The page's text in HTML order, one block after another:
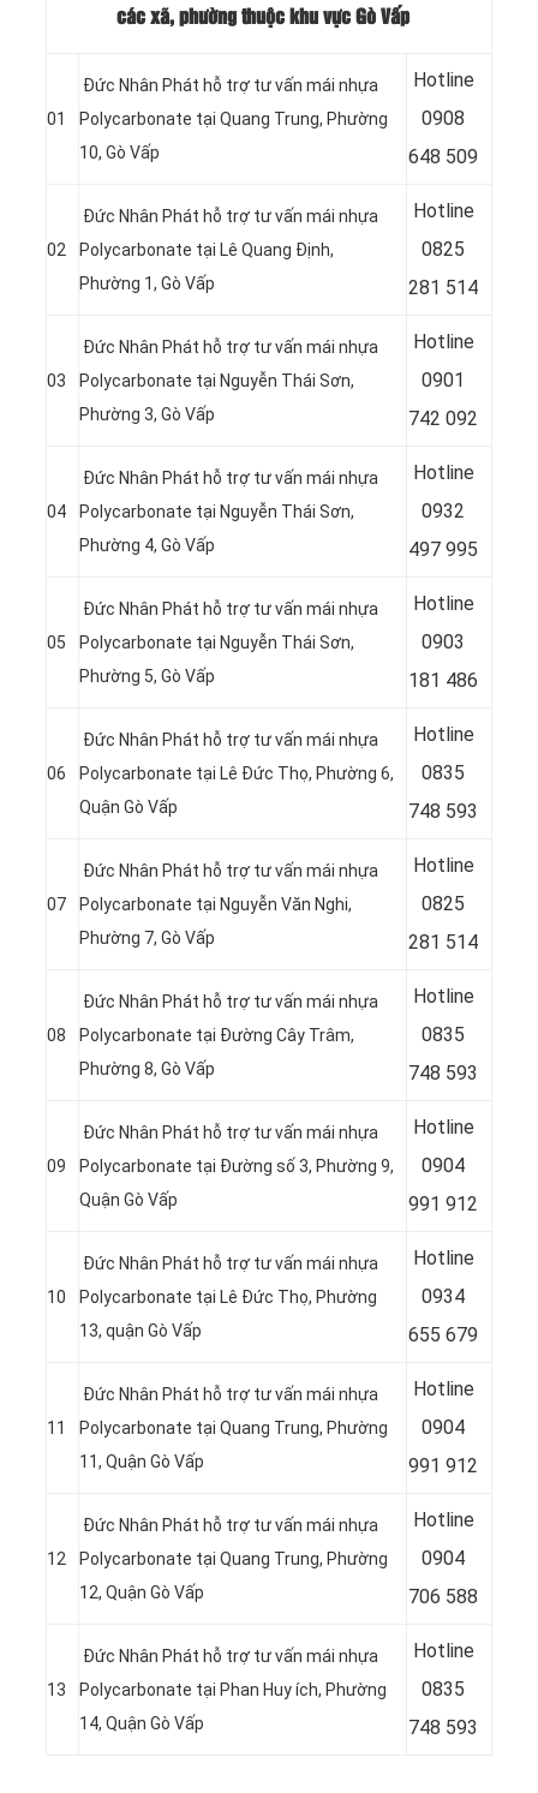
các xã, phường thuộc khu vực Gò Vấp
01
Đức Nhân Phát hỗ trợ tư vấn mái nhựa
Polycarbonate tại Quang Trung, Phường
10, Gò Vấp
Hotline
0908
648 509
02
Đức Nhân Phát hỗ trợ tư vấn mái nhựa
Polycarbonate tại Lê Quang Định,
Phường 1, Gò Vấp
Hotline
0825
281 514
03
Đức Nhân Phát hỗ trợ tư vấn mái nhựa
Polycarbonate tại Nguyễn Thái Sơn,
Phường 3, Gò Vấp
Hotline
0901
742 092
04
Đức Nhân Phát hỗ trợ tư vấn mái nhựa
Polycarbonate tại Nguyễn Thái Sơn,
Phường 4, Gò Vấp
Hotline
0932
497 995
05
Đức Nhân Phát hỗ trợ tư vấn mái nhựa
Polycarbonate tại Nguyễn Thái Sơn,
Phường 5, Gò Vấp
Hotline
0903
181 486
06
Đức Nhân Phát hỗ trợ tư vấn mái nhựa
Polycarbonate tại Lê Đức Thọ, Phường 6,
Quận Gò Vấp
Hotline
0835
748 593
07
Đức Nhân Phát hỗ trợ tư vấn mái nhựa
Polycarbonate tại Nguyễn Văn Nghi,
Phường 7, Gò Vấp
Hotline
0825
281 514
08
Đức Nhân Phát hỗ trợ tư vấn mái nhựa
Polycarbonate tại Đường Cây Trâm,
Phường 8, Gò Vấp
Hotline
0835
748 593
09
Đức Nhân Phát hỗ trợ tư vấn mái nhựa
Polycarbonate tại Đường số 3, Phường 9,
Quận Gò Vấp
Hotline
0904
991 912
10
Đức Nhân Phát hỗ trợ tư vấn mái nhựa
Polycarbonate tại Lê Đức Thọ, Phường
13, quận Gò Vấp
Hotline
0934
655 679
11
Đức Nhân Phát hỗ trợ tư vấn mái nhựa
Polycarbonate tại Quang Trung, Phường
11, Quận Gò Vấp
Hotline
0904
991 912
12
Đức Nhân Phát hỗ trợ tư vấn mái nhựa
Polycarbonate tại Quang Trung, Phường
12, Quận Gò Vấp
Hotline
0904
706 588
13
Đức Nhân Phát hỗ trợ tư vấn mái nhựa
Polycarbonate tại Phan Huy ích, Phường
14, Quận Gò Vấp
Hotline
0835
748 593